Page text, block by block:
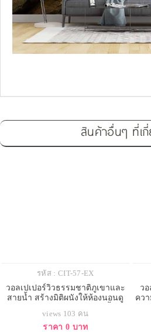
สินค้าอื่นๆ ที่เ
รหัส : CIT-57-EX
วอลเปเปอร์วิวธรรมชาติภูเขาและ
สายน้ำ สร้างมิติผนังให้ห้องนอนดู
views 103 คน
ราคา 0 บาท
วอ
คว